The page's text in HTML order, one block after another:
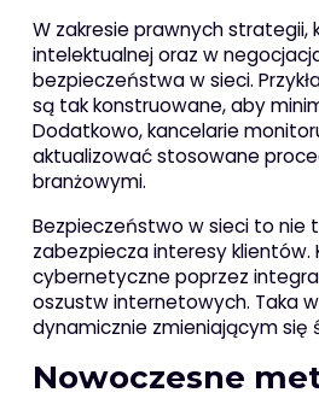
W zakresie prawnych strategii,
intelektualnej oraz w
bezpieczeństwa w sieci.
są tak konstruowane, aby
Dodatkowo, kancelarie
aktualizować stosowane
branżowymi.
Bezpieczeństwo w sieci to nie
zabezpiecza interesy klientów.
cybernetyczne poprzez
oszustw internetowych. Taka
dynamicznie zmieniającym się
Nowoczesne